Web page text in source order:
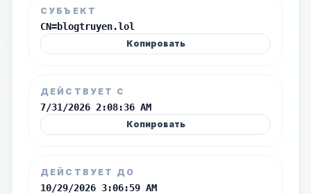
СУБЪЕКТ
CN=blogtruyen.lol
Копировать
ДЕЙСТВУЕТ С
7/31/2026 2:08:36 AM
Копировать
ДЕЙСТВУЕТ ДО
10/29/2026 3:06:59 AM